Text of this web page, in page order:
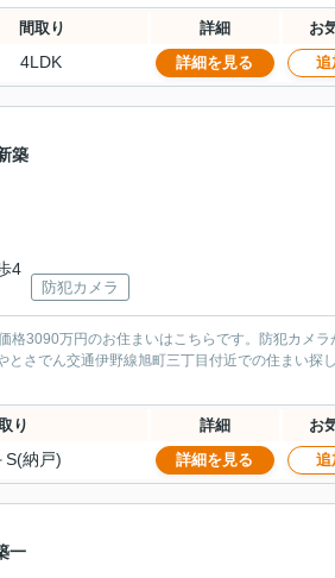
間取り 詳細 お
4LDK 詳細を見る 追
築
4
防犯カメラ
格3090万円のお住まいはこちらです。防犯カメラ
さでん交通伊野線旭町三丁目付近での住まい探
り 詳細 お
S(納戸) 詳細を見る 追
一